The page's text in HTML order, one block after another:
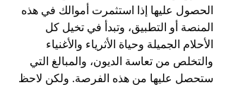
الحصول عليها إذا استثمرت أموالك في هذه
المنصة أو التطبيق، وتبدأ في تخيل كل
الأحلام الجميلة وحياة الأثرياء والأغنياء
والتخلص من تعاسة الديون، والمبالغ التي
ستحصل عليها من هذه الفرصة. ولكن لاحظ